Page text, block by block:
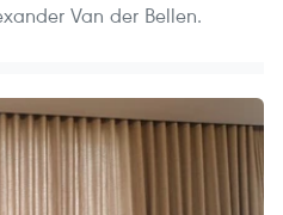
Van der Bellen.